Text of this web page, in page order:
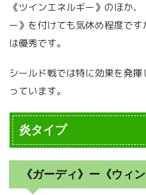
《ツインエネルギー》のほか
ー》を付けても気休め程度で
は優秀です。
シールド戦では特に効果を発
っています。
炎タイプ
《ガーディ》ー《ウィン